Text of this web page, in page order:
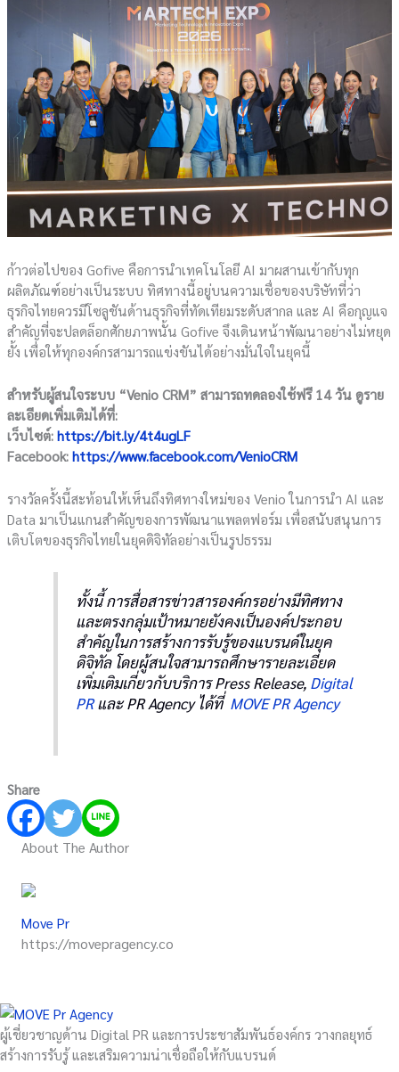
ก้าวต่อไปของ Gofive คือการนำเทคโนโลยี AI มาผสานเข้ากับทุก
ผลิตภัณฑ์อย่างเป็นระบบ ทิศทางนี้อยู่บนความเชื่อของบริษัทที่ว่า
ธุรกิจไทยควรมีโซลูชันด้านธุรกิจที่ทัดเทียมระดับสากล และ AI คือกุญแจ
สำคัญที่จะปลดล็อกศักยภาพนั้น Gofive จึงเดินหน้าพัฒนาอย่างไม่หยุด
ยั้ง เพื่อให้ทุกองค์กรสามารถแข่งขันได้อย่างมั่นใจในยุคนี้
สำหรับผู้สนใจระบบ “Venio CRM” สามารถทดลองใช้ฟรี 14 วัน ดูราย
ละเอียดเพิ่มเติมได้ที่:
เว็บไซต์:https://bit.ly/4t4ugLF
Facebook:https://www.facebook.com/VenioCRM
รางวัลครั้งนี้สะท้อนให้เห็นถึงทิศทางใหม่ของ Venio ในการนำ AI และ
Data มาเป็นแกนสำคัญของการพัฒนาแพลตฟอร์ม เพื่อสนับสนุนการ
เติบโตของธุรกิจไทยในยุคดิจิทัลอย่างเป็นรูปธรรม
ทั้งนี้ การสื่อสารข่าวสารองค์กรอย่างมีทิศทาง
และตรงกลุ่มเป้าหมายยังคงเป็นองค์ประกอบ
สำคัญในการสร้างการรับรู้ของแบรนด์ในยุค
ดิจิทัล โดยผู้สนใจสามารถศึกษารายละเอียด
เพิ่มเติมเกี่ยวกับบริการ Press Release, Digital
PRและ PR Agency ได้ที่ MOVE PR Agency
Share
About The Author
Move Pr
https://movepragency.co
ผู้เชี่ยวชาญด้าน Digital PR และการประชาสัมพันธ์องค์กร วางกลยุทธ์
สร้างการรับรู้ และเสริมความน่าเชื่อถือให้กับแบรนด์